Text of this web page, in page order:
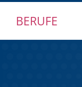
überspringen
BERUFE